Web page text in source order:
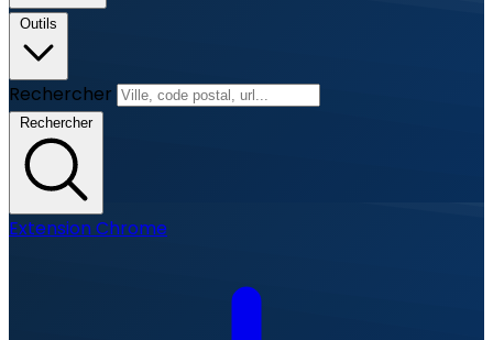
Outils
Rechercher
Rechercher
Extension Chrome